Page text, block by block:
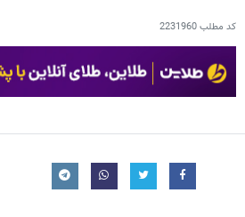
کد مطلب2231960